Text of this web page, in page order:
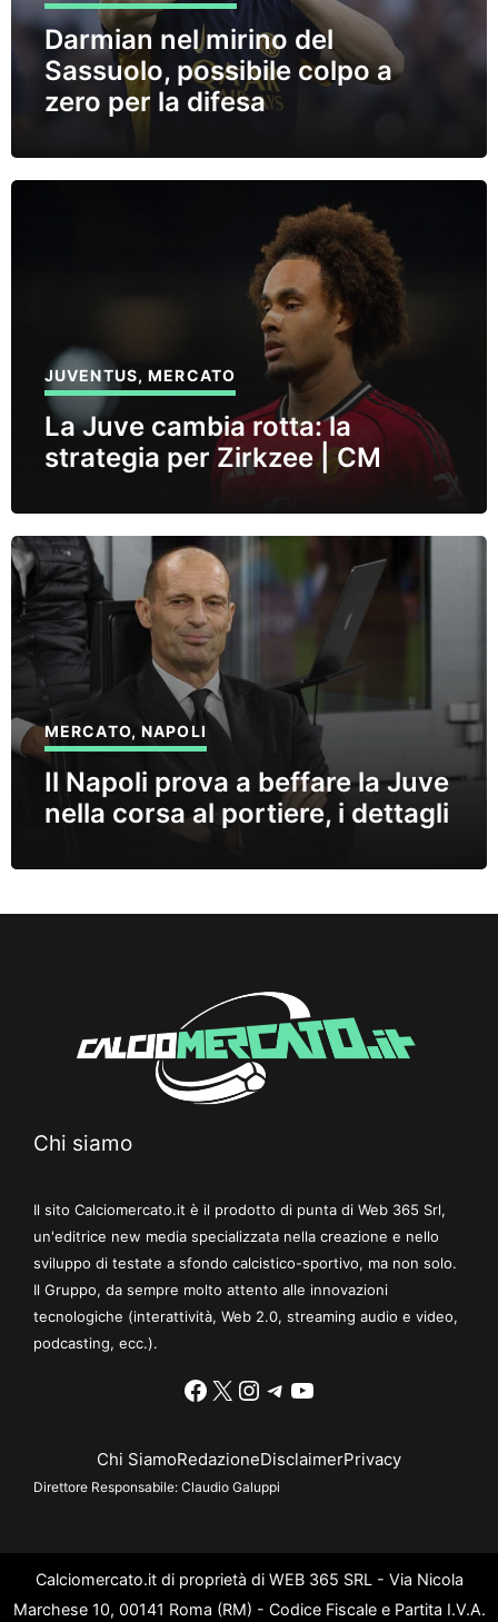
Darmian nel mirino del
Sassuolo, possibile colpo a
zero per la difesa
JUVENTUS,MERCATO
La Juve cambia rotta: la
strategia per Zirkzee | CM
MERCATO, NAPOLI
Il Napoli prova a beffare la Juve
nella corsa al portiere, i dettagli
Chi siamo
Il sito Calciomercato.it è il prodotto di punta di Web 365 Srl,
un'editrice new media specializzata nella creazione e nello
sviluppo di testate a sfondo calcistico-sportivo, ma non solo.
Il Gruppo, da sempre molto attento alle innovazioni
tecnologiche (interattività, Web 2.0, streaming audio e video,
podcasting, ecc.).
Facebook
X Instagram
Telegram
YouTube
Chi SiamoRedazioneDisclaimerPrivacy
Direttore Responsabile: Claudio Galuppi
Calciomercato.it di proprietà di WEB 365 SRL - Via Nicola
Marchese 10, 00141 Roma (RM) - Codice Fiscale e Partita I.V.A.